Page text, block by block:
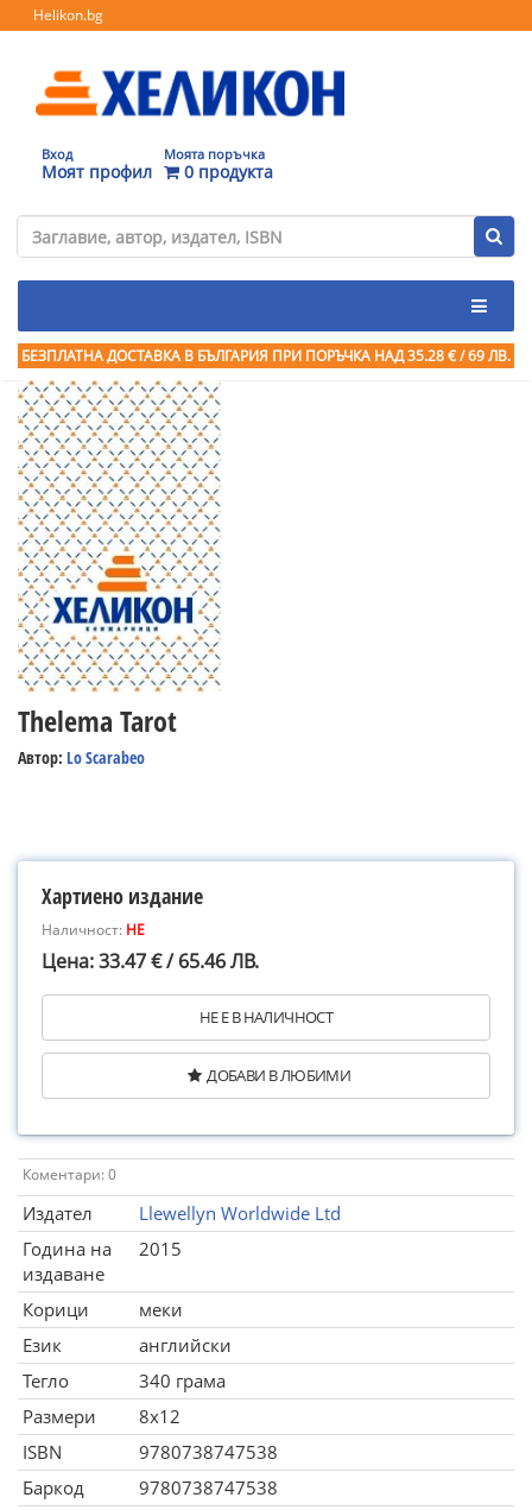
Helikon.bg
Вход
Моят профил
Моята поръчка
0 продукта
БЕЗПЛАТНА ДОСТАВКА В БЪЛГАРИЯ ПРИ ПОРЪЧКА НАД 35.28 € / 69 ЛВ.
Thelema Tarot
Автор: Lo Scarabeo
Хартиено издание
Наличност: НЕ
Цена: 33.47 € / 65.46 ЛВ.
НЕ Е В НАЛИЧНОСТ
ДОБАВИ В ЛЮБИМИ
Коментари: 0
Издател
Llewellyn Worldwide Ltd
Година на
издаване
2015
Корици
меки
Език
английски
Тегло
340 грама
Размери
8x12
ISBN
9780738747538
Баркод
9780738747538